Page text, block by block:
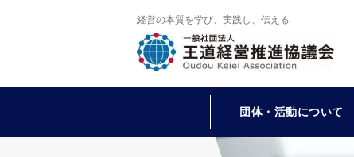
経営の本質を学び、実践し、伝える
団体・活動について